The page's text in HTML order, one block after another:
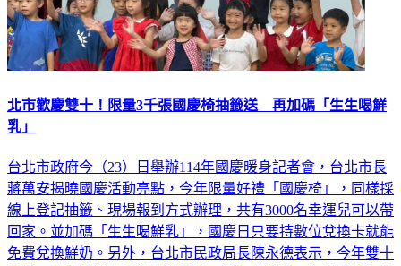
北市歡慶雙十！限量3千張國慶椅抽籤送 再加碼「生生喝鮮
乳」
台北市政府今（23）日舉辦114年國慶暖身記者會，台北市長
蔣萬安揭曉國慶活動亮點，今年限量好禮「國慶椅」，同樣採
線上登記抽籤、現場報到方式辦理，共有3000名幸運兒可以帶
回家。並加碼「生生喝鮮乳」，國慶日只要持數位兌換卡就能
免費兌換鮮奶。另外，台北市民政局長陳永德表示，今年雙十